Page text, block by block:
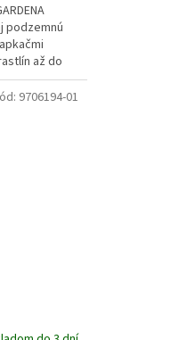
podzemnú
až do
9706194-01